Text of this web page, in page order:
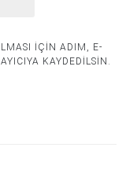
IÇIN ADIM, E-
KAYDEDILSIN.